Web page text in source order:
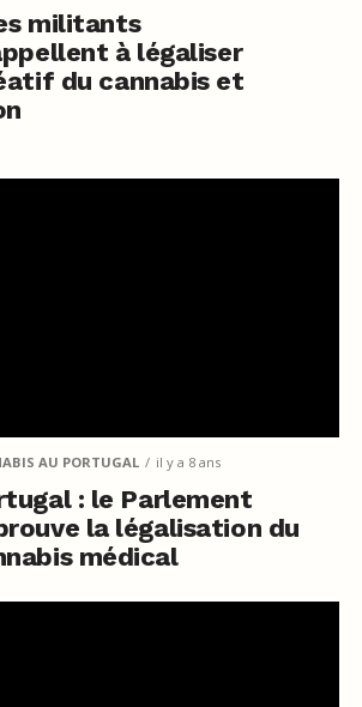
militants
à légaliser
du cannabis et
AU PORTUGAL il y a 8 ans
: le Parlement
la légalisation du
médical